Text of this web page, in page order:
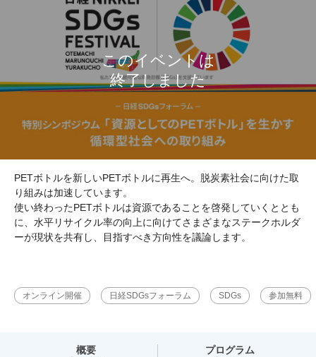
PETボトルを新しいPETボトルに再生へ。脱炭素社会に向けた取
り組みは加速しています。
使い終わったPETボトルは資源であることを啓発していくととも
に、水平リサイクル率の向上に向けてさまざまなステークホルダ
ーが現状を共有し、目指すべき方向性を議論します。
オンライン開催 日経SDGsフォーラム SDGs 参加無料
概要 プログラム